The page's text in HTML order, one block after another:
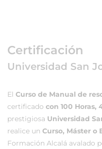
Certificación
Universidad San
El Curso de Manual de
certificado con 100 Horas,
prestigiosa Universidad
realice un Curso, Máster o
Formación Alcalá avalado